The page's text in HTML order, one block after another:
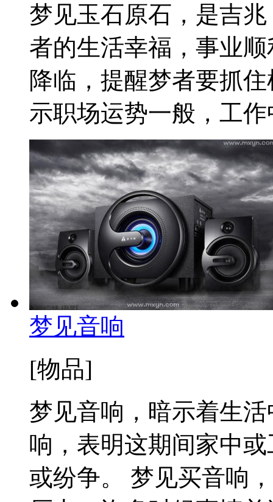
梦见玉石原石，是吉
者的生活幸福，事业
降临，提醒梦者要抓
示职场运势一般，工
梦见音响
[物品]
梦见音响，暗示着生
响，表明这期间家中
或纷争。 梦见买音响